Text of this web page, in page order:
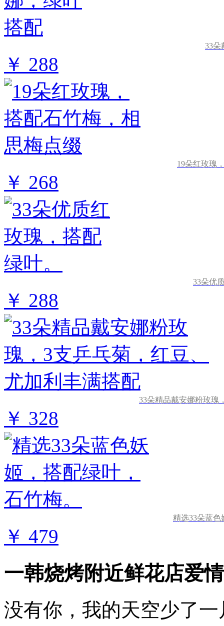
33朵
￥ 288
19朵红玫瑰
￥ 268
33朵优
￥ 288
33朵精品戴安娜粉玫瑰
￥ 328
精选33朵蓝
￥ 479
一韩烧烤附近鲜花店爱
没有你，我的天空少了